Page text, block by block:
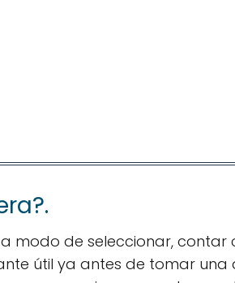
modo de seleccionar, contar
útil ya antes de tomar una